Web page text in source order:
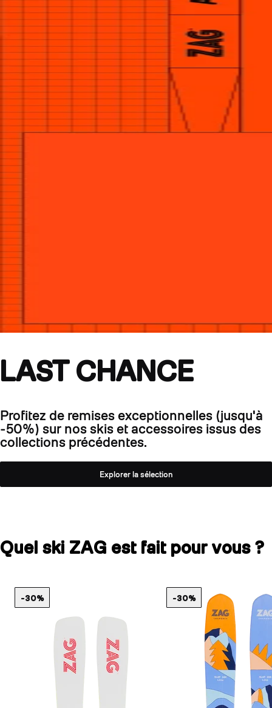
LAST CHANCE
Profitez de remises exceptionnelles (jusqu'à
-50%) sur nos skis et accessoires issus des
collections précédentes.
Explorer la sélection
Quel ski ZAG est fait pour vous ?
-30% -30%